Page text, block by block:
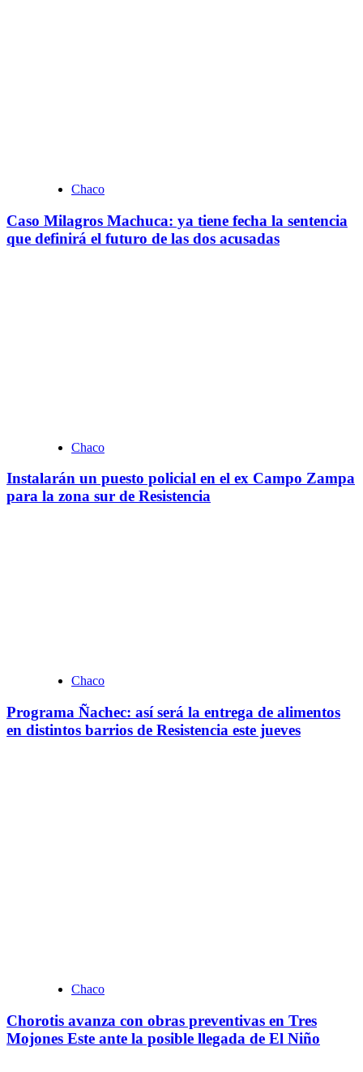
Chaco
Caso Milagros Machuca: ya tiene fecha la sentencia
que definirá el futuro de las dos acusadas
Chaco
Instalarán un puesto policial en el ex Campo Zampa
para la zona sur de Resistencia
Chaco
Programa Ñachec: así será la entrega de alimentos
en distintos barrios de Resistencia este jueves
Chaco
Chorotis avanza con obras preventivas en Tres
Mojones Este ante la posible llegada de El Niño